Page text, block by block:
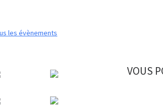
VOUS
les évènements